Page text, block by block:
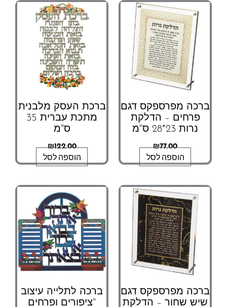
ברכה מפרספקס דגם
פרחים – הדלקת
נרות 23*28 ס"מ
₪77.00
הוספה לסל
ברכת העסק מלבנית
מתכת עברית 35
ס"מ
₪122.00
הוספה לסל
ברכה מפרספקס דגם
שיש שחור – הדלקת
ברכה לתלייה עיצוב
"ציפורים ופרחים